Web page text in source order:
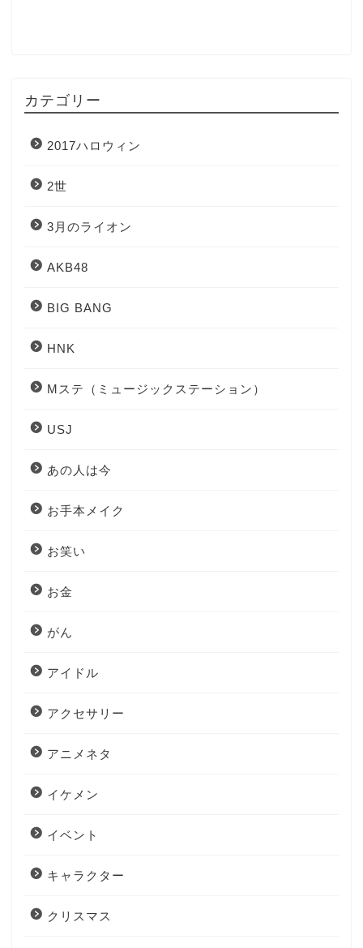
カテゴリー
2017ハロウィン
2世
3月のライオン
AKB48
BIG BANG
HNK
Mステ（ミュージックステーション）
USJ
あの人は今
お手本メイク
お笑い
お金
がん
アイドル
アクセサリー
アニメネタ
イケメン
イベント
キャラクター
クリスマス